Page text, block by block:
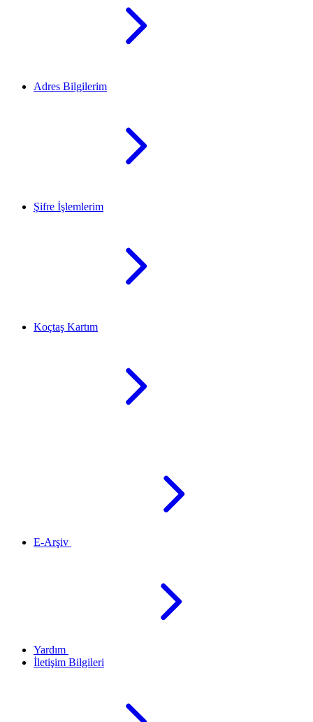
Adres Bilgilerim
Şifre İşlemlerim
Koçtaş Kartım
E-Arşiv
Yardım
İletişim Bilgileri